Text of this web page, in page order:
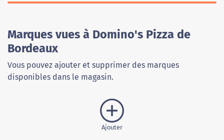
Marques vues à Domino's Pizza de
Bordeaux
Vous pouvez ajouter et supprimer des marques
disponibles dans le magasin.
Ajouter